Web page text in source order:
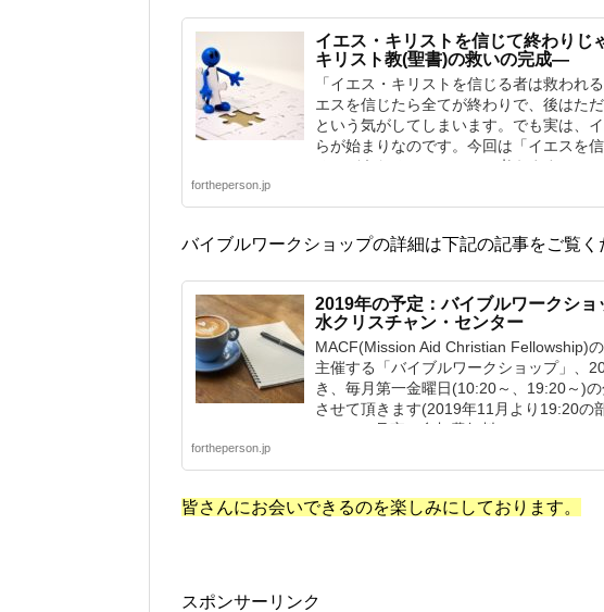
イエス・キリストを信じて終わり
キリスト教(聖書)の救いの完成―
「イエス・キリストを信じる者は救われ
エスを信じたら全てが終わりで、後はただ
という気がしてしまいます。でも実は、
らが始まりなのです。今回は「イエスを
る・どうなる？」について考えます。
fortheperson.jp
バイブルワークショップの詳細は下記の記事をご覧く
2019年の予定：バイブルワークショ
水クリスチャン・センター
MACF(Mission Aid Christian Fellowship)
主催する「バイブルワークショップ」、
き、毎月第一金曜日(10:20～、19:20～)
させて頂きます(2019年11月より19:20の
OCC404号室、参加費無料。
fortheperson.jp
皆さんにお会いできるのを楽しみにしております。
スポンサーリンク